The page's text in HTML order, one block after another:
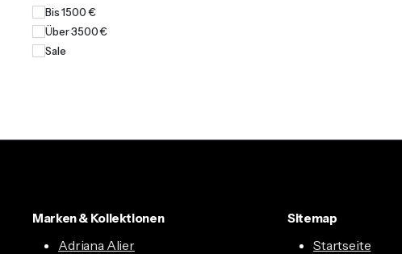
Bis 1500 €
Über 3500 €
Sale
Marken & Kollektionen
Adriana Alier
Sitemap
Startseite